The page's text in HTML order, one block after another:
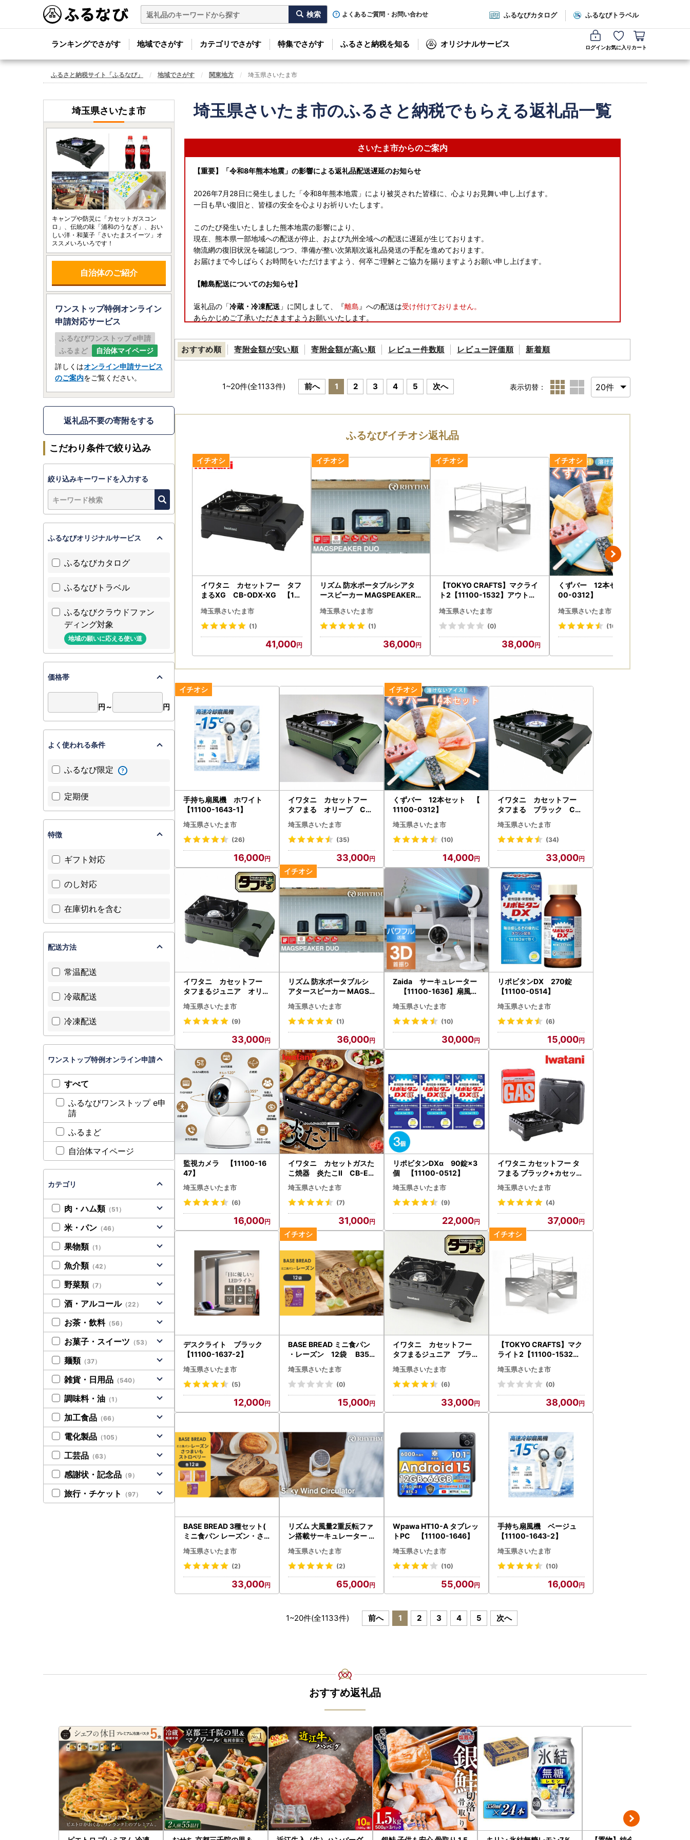
よくあるご質問・お問い合わせ ふるなびカタログ ふるなびトラベル
ランキングでさがす 地域でさがす カテゴリでさがす 特集でさがす ふるさと納税を知る オリジナルサービス ログインお気に入り カート
ふるさと納税サイト「ふるなび」 地域でさがす 関東地方 埼玉県さいたま市
埼玉県さいたま市のふるさと納税でもらえる返礼品一覧
さいたま市からのご案内
【重要】「令和8年熊本地震」の影響による返礼品配送遅延のお知らせ
2026年7月28日に発生しました「令和8年熊本地震」により被災された皆様に、心よりお見舞い申し上げます。
一日も早い復旧と、皆様の安全を心よりお祈りいたします。
このたび発生いたしました熊本地震の影響により、
現在、熊本県一部地域への配送が停止、および九州全域への配送に遅延が生じております。
物流網の復旧状況を確認しつつ、準備が整い次第順次返礼品発送の手配を進めております。
お届けまで今しばらくお時間をいただけますよう、何卒ご理解とご協力を賜りますようお願い申し上げます。
【離島配送についてのお知らせ】
返礼品の「冷蔵・冷凍配送 」に関しまして、『離島 』への配送は受け付けておりません。
あらかじめご了承いただきますようお願いいたします。
オンラインワンストップ申請がご利用いただけます。
マイナンバーカードをお持ちの方はオンラインワンストップ申請の利用が可能です。
申請書の記入や添付書類の準備、提出などが一切不要です。ぜひご利用ください。
「ワンストップ特例申請書」はインターネットからもご入手いただけます。
https://www.furusato-tax.jp/about/onestop
②必要事項を記入し、個人番号及び本人確認書類を同封。
＜送付先＞〒330-9588埼玉県さいたま市浦和区常盤6-4-4
さいたま市 財政課 さいたま市『ふるさと応援』寄附担当宛
おすすめ順 寄附金額が安い順 寄附金額が高い順 レビュー件数順 レビュー評価順 新着順
1~20件(全1133件) 前へ 1 2 3 4 5 次へ 表示切替：
ふるなびイチオシ返礼品
イワタニ カセットフー タフ
まるXG CB-ODX-XG 【111
風にも強い 持ち運び便利 収納
スッキリ 専用キャリングケー
埼玉県さいたま市
(1)
41,000
リズム 防水ポータブルシアタ
ースピーカー MAGSPEAKER
】
埼玉県さいたま市
(1)
36,000
【TOKYO CRAFTS】マクライ
ト2【11100-1532】アウトド
ロ 軽量 コンパクト 焚火 ステン
レス 防風 耐食性 BBQ バーベキ
埼玉県さいたま市
(0)
38,000
くずバー 12本セット 【111
00-0312】
埼玉県さいたま市
(10)
手持ち扇風機 ホワイト
【11100-1643-1】
埼玉県さいたま市
(26)
16,000
イワタニ カセットフー
タフまる オリーブ CB-
ODX-1-OL【11100-0401
】ダッチオーブンOK 風に
も強い 持ち運び便利 収納
スッキリ 専用キャリング
ケース 耐荷重20kg キャン
プ アウトドア レビュー高
評価 人気 おすすめ
埼玉県さいたま市
(35)
33,000
くずバー 12本セット 【
11100-0312】
埼玉県さいたま市
(10)
14,000
イワタニ カセットフー
タフまる ブラック CB-
ODX-1-BL【11100-0402
】ダッチオーブンOK 風に
も強い 持ち運び便利 収納
スッキリ 専用キャリング
ケース 耐荷重20kg キャン
プ アウトドア キャンプ用
品 人気 おすすめ
埼玉県さいたま市
(34)
33,000
イワタニ カセットフー
タフまるジュニア オリー
ブ CB-ODX-JR-OL【111
00-0403】ダッチオーブ
ンOK 風にも強い 持ち運び
便利 収納スッキリ 専用キ
ャリングケース 小型 耐荷
重10kg キャンプ アウトド
ア 人気 おすすめ ソロキャ
ンプ
埼玉県さいたま市
(9)
33,000
リズム 防水ポータブルシ
アタースピーカー MAGSP
EAKER DUO ブラック 【
11100-1817】
埼玉県さいたま市
(1)
36,000
Zaida サーキュレーター
【11100-1636】扇風機
空気循環 3D上下左右 首振
り 自動タイマー パワフル
風量 ACモーター 省エネ 静
音 コスパ マイナスイオン
埼玉県さいたま市
(10)
30,000
リポビタンDX 270錠
【11100-0514】
埼玉県さいたま市
(6)
15,000
監視カメラ 【11100-16
47】
埼玉県さいたま市
(6)
16,000
イワタニ カセットガスた
こ焼器 炎たこII CB-ET
K-2 【11100-0282】
埼玉県さいたま市
(7)
31,000
リポビタンDXα 90錠×3
個 【11100-0512】
埼玉県さいたま市
(9)
22,000
イワタニ カセットフー タ
フまる ブラック+カセット
ガス3P 【11100-0939
】
埼玉県さいたま市
(4)
37,000
デスクライト ブラック
【11100-1637-2】
埼玉県さいたま市
(5)
12,000
BASE BREAD ミニ食パン
・レーズン 12袋 B350
00002【11100-1285】
埼玉県さいたま市
(0)
15,000
イワタニ カセットフー
タフまるジュニア ブラッ
ク CB-ODX-JR-BL【111
00-0404】ダッチオーブ
ンOK 風に強い 持ち運び便
利 収納スッキリ 専用キャ
リングケース 耐荷重10kg
キャンプ アウトドア
埼玉県さいたま市
(6)
33,000
【TOKYO CRAFTS】マク
ライト2【11100-1532】
アウトドア 焚火台 キャン
プ グループ ソロ 軽量 コン
パクト 焚火 ステンレス 防
風 耐食性 BBQ バーベキュ
埼玉県さいたま市
(0)
38,000
BASE BREAD 3種セット(
ミニ食パン レーズン・さ
つまいも・ストロベリー)
B35000018【11100-
2274】
埼玉県さいたま市
(2)
33,000
リズム 大風量2重反転ファ
ン搭載サーキュレーター Si
lky Wind Circulator ライ
トグレー 【11100-1822
】
埼玉県さいたま市
(2)
65,000
Wpawa HT10-A タブレッ
トPC 【11100-1646】
埼玉県さいたま市
(10)
55,000
手持ち扇風機 ベージュ
【11100-1643-2】
埼玉県さいたま市
(10)
16,000
1~20件(全1133件) 前へ 1 2 3 4 5 次へ
埼玉県さいたま市
キャンプや防災に「カセットガスコン
ロ」、伝統の味「浦和のうなぎ」、おい
しい洋・和菓子「さいたまスイーツ」オ
ススメいろいろです！
自治体のご紹介
ワンストップ特例オンライン
申請対応サービス
ふるなびワンストップ e申請
ふるまど
自治体マイページ
詳しくはオンライン申請サービス
のご案内をご覧ください。
返礼品不要の寄附をする
こだわり条件で絞り込み
絞り込みキーワードを入力する
ふるなびオリジナルサービス
ふるなびカタログ
ふるなびトラベル
ふるなびクラウドファン
ディング対象
地域の願いに応える使い道
価格帯
円～ 円
よく使われる条件
ふるなび限定
定期便
特徴
ギフト対応
のし対応
在庫切れを含む
配送方法
常温配送
冷蔵配送
冷凍配送
ワンストップ特例オンライン申請
すべて
ふるなびワンストップ e申
請
ふるまど
自治体マイページ
カテゴリ
肉・ハム類 （51）
米・パン （46）
果物類 （1）
魚介類 （42）
野菜類 （7）
酒・アルコール（22）
お茶・飲料（56）
お菓子・スイーツ （53）
麺類 （37）
雑貨・日用品 （540）
調味料・油 （1）
加工食品 （66）
電化製品 （105）
工芸品 （63）
感謝状・記念品 （9）
旅行・チケット （97）
おすすめ返礼品